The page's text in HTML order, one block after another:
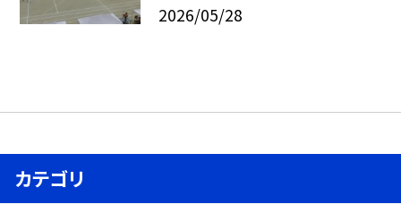
2026/05/28
カテゴリ